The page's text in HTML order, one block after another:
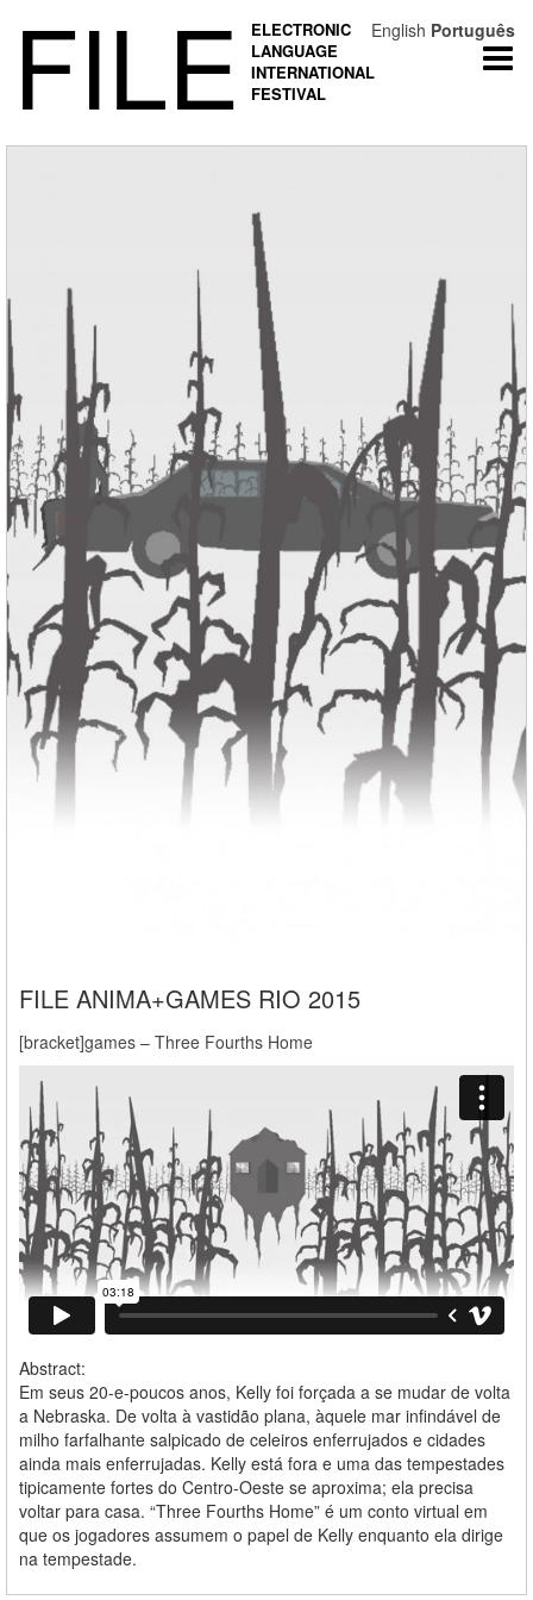
FILE
ELECTRONIC
LANGUAGE
INTERNATIONAL
FESTIVAL
FILE ANIMA+GAMES RIO 2015
[bracket]games – Three Fourths Home
Abstract:
Em seus 20-e-poucos anos, Kelly foi forçada a se mudar de volta
a Nebraska. De volta à vastidão plana, àquele mar infindável de
milho farfalhante salpicado de celeiros enferrujados e cidades
ainda mais enferrujadas. Kelly está fora e uma das tempestades
tipicamente fortes do Centro-Oeste se aproxima; ela precisa
voltar para casa. “Three Fourths Home” é um conto virtual em
que os jogadores assumem o papel de Kelly enquanto ela dirige
na tempestade.
English Português